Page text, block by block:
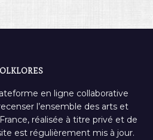
en ligne collaborative
l’ensemble des arts et
réalisée à titre privé et de
est régulièrement mis à jour.